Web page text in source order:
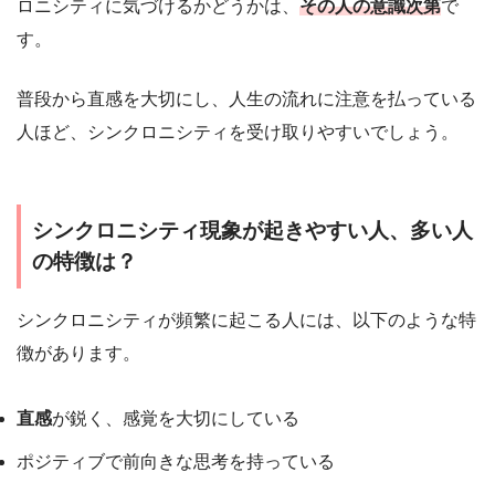
ロニシティに気づけるかどうかは、 その人の意識次第で
す。
普段から直感を大切にし、人生の流れに注意を払っている
人ほど、シンクロニシティを受け取りやすいでしょう。
シンクロニシティ現象が起きやすい人、多い人
の特徴は？
シンクロニシティが頻繁に起こる人には、以下のような特
徴があります。
直感が鋭く、感覚を大切にしている
ポジティブで前向きな思考を持っている